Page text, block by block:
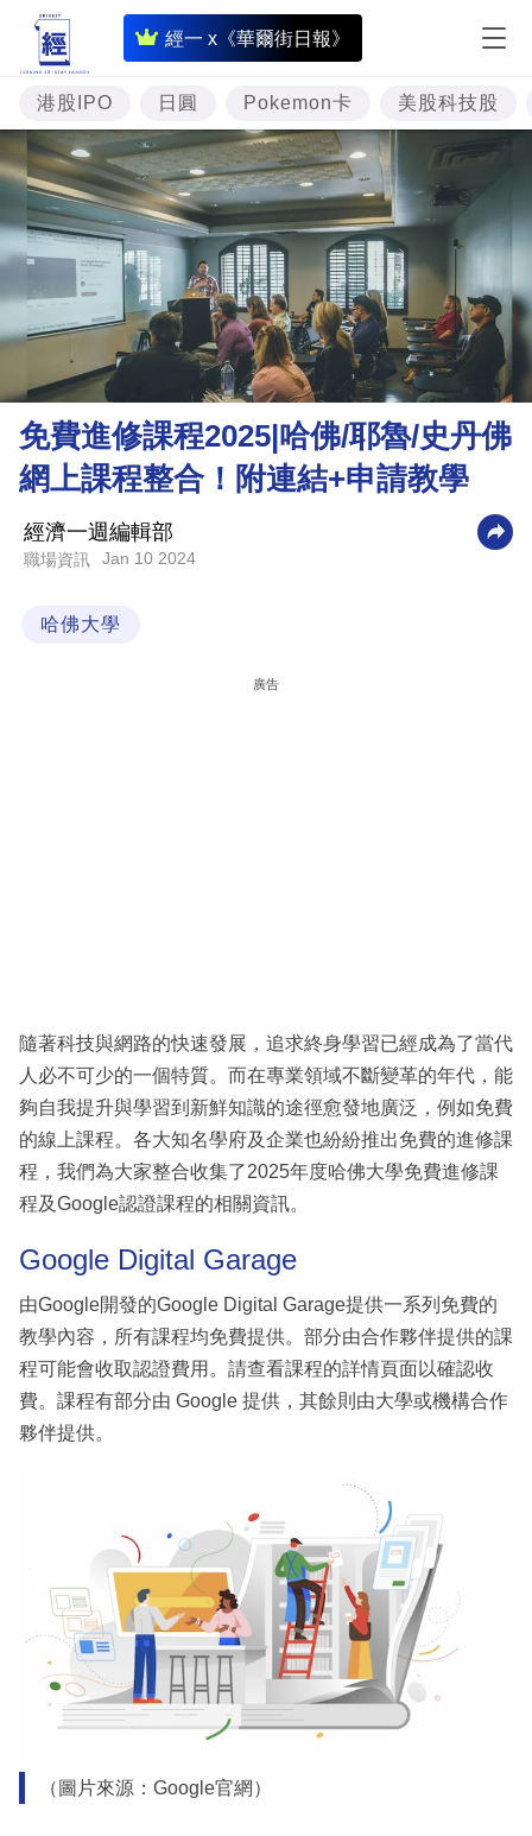
經一 x《華爾街日報》
即
時
財
經
專
題
投
資
樓
理
財
商
業
科
區
港股IPO 日圓 Pokemon卡 美股科技股
免費進修課程2025|哈佛/耶魯/史丹佛
網上課程整合！附連結+申請教學
經濟一週編輯部
職場資訊 Jan 10 2024
哈佛大學
廣告
隨著科技與網路的快速發展，追求終身學習已經成為了當代
人必不可少的一個特質。而在專業領域不斷變革的年代，能
夠自我提升與學習到新鮮知識的途徑愈發地廣泛，例如免費
的線上課程。各大知名學府及企業也紛紛推出免費的進修課
程，我們為大家整合收集了2025年度哈佛大學免費進修課
程及Google認證課程的相關資訊。
Google Digital Garage
由Google開發的Google Digital Garage提供一系列免費的
教學內容，所有課程均免費提供。部分由合作夥伴提供的課
程可能會收取認證費用。請查看課程的詳情頁面以確認收
費。課程有部分由 Google 提供，其餘則由大學或機構合作
夥伴提供。
（圖片來源：Google官網）